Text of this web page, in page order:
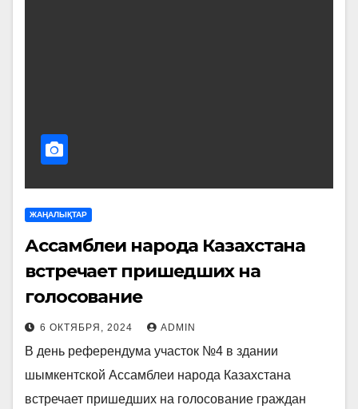
ЖАҢАЛЫҚТАР
Ассамблеи народа Казахстана
встречает пришедших на
голосование
6 ОКТЯБРЯ, 2024 ADMIN
В день референдума участок №4 в здании
шымкентской Ассамблеи народа Казахстана
встречает пришедших на голосование граждан